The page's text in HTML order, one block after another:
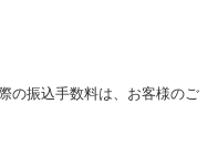
の振込手数料は、お客様のご